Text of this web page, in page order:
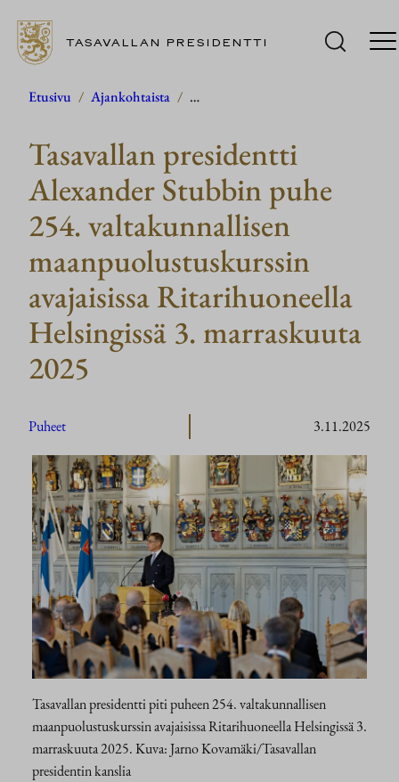
Siirry
TASAVALLAN PRESIDENTTI
Etusivu / Ajankohtaista / …
Tasavallan presidentti
Alexander Stubbin puhe
254. valtakunnallisen
maanpuolustuskurssin
avajaisissa Ritarihuoneella
Helsingissä 3. marraskuuta
2025
Puheet 3.11.2025
Tasavallan presidentti piti puheen 254. valtakunnallisen
maanpuolustuskurssin avajaisissa Ritarihuoneella Helsingissä 3.
marraskuuta 2025. Kuva: Jarno Kovamäki/Tasavallan
presidentin kanslia